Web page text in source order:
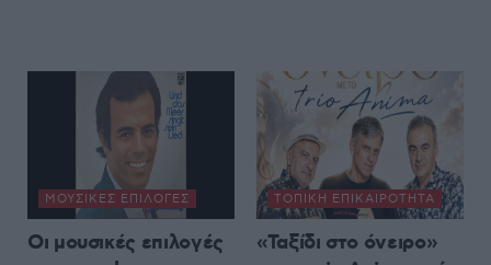
ΜΟΥΣΙΚΈΣ ΕΠΙΛΟΓΈΣ
Οι μουσικές επιλογές
ΤΟΠΙΚΉ ΕΠΙΚΑΙΡΌΤΗΤΑ
«Ταξίδι στο όνειρο»